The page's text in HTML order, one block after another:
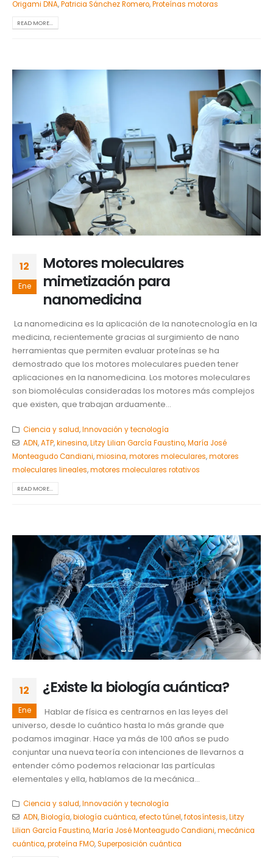
Origami DNA,Patricia Sánchez Romero,Proteínas motoras
READ MORE...
12
Ene
Motores moleculares
mimetización para
nanomedicina
La nanomedicina es la aplicación de la nanotecnología en la
medicina, recientemente gracias al surgimiento de nano
herramientas que permiten evaluar proteínas se ha
demostrado que los motores moleculares pueden tener
aplicaciones en la nanomedicina. Los motores moleculares
son biomoléculas consideradas los motores más complejos
que existen, que trabajan arduamente...
Ciencia y salud,Innovación y tecnología
ADN,ATP,kinesina,Litzy Lilian García Faustino,María José
Monteagudo Candiani,miosina,motores moleculares,motores
moleculares lineales,motores moleculares rotativos
READ MORE...
12
Ene
¿Existe la biología cuántica?
Hablar de física es centrarnos en las leyes del
universo, desde lo cuántico hasta lo más grande que
podamos imaginar. Hace ya más de 100 años se pudo
conjuntar una nueva teoría con intenciones de llevarnos a
entender cómo podemos relacionar las partículas
elementales y ella, hablamos de la mecánica...
Ciencia y salud,Innovación y tecnología
ADN,Biología,biología cuántica,efecto túnel,fotosíntesis,Litzy
Lilian García Faustino,María José Monteagudo Candiani,mecánica
cuántica,proteína FMO,Superposición cuántica